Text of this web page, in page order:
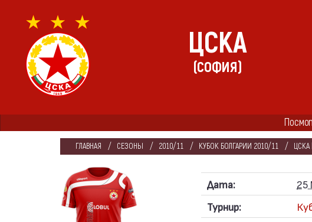
ЦСКА
(СОФИЯ)
ГЛАВНАЯ СЕЗОНЫ 2010/11 КУБОК БОЛГАРИИ 2010/11
Дата:
25
Турнир: